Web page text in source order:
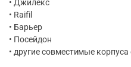
• Джилекс
• Raifil
• Барьер
• Посейдон
• другие совместимые корпуса